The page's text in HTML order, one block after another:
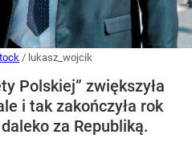
/ lukasz_wojcik
Polskiej” zwiększyła
i tak zakończyła rok
za Republiką.